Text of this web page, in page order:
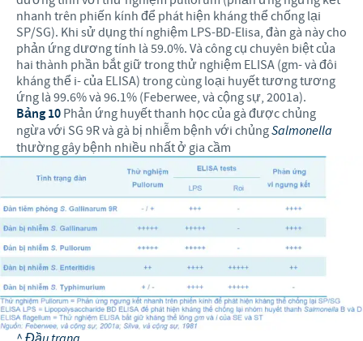
nhanh trên phiến kính để phát hiện kháng thể chống lại
SP/SG). Khi sử dụng thí nghiệm LPS-BD-Elisa, đàn gà này cho
phản ứng dương tính là 59.0%. Và công cụ chuyên biệt của
hai thành phần bắt giữ trong thử nghiệm ELISA (gm- và đôi
kháng thể i- của ELISA) trong cùng loại huyết tương tương
ứng là 99.6% và 96.1% (Feberwee, và cộng sự, 2001a).
Bảng 10 Phản ứng huyết thanh học của gà được chủng
ngừa với SG 9R và gà bị nhiễm bệnh với chủngSalmonella
thường gây bệnh nhiều nhất ở gia cầm